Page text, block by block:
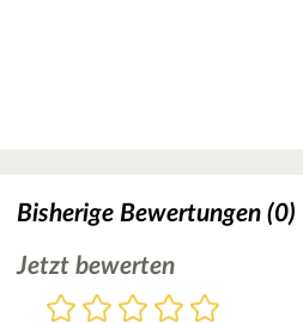
Bisherige Bewertungen (0)
Jetzt bewerten
Bewertung
5
4
3
2
1